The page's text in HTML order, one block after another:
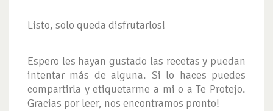
Listo, solo queda disfrutarlos!
Espero les hayan gustado las recetas y puedan
intentar más de alguna. Si lo haces puedes
compartirla y etiquetarme a mi o a Te Protejo.
Gracias por leer, nos encontramos pronto!